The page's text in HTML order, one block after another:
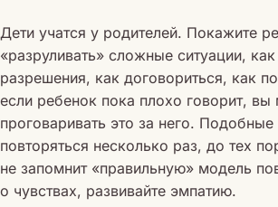
Дети учатся у родителей. Покажите
«разруливать» сложные ситуации,
разрешения, как договориться, как
если ребенок пока плохо говорит,
проговаривать это за него. Подобные
повторяться несколько раз, до тех
не запомнит «правильную» модель
о чувствах, развивайте эмпатию.